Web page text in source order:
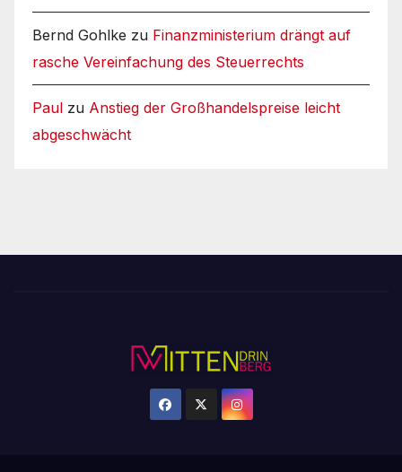
Bernd Gohlke zu Finanzministerium drängt auf
rasche Vereinfachung des Steuerrechts
Paul zu Anstieg der Großhandelspreise leicht
abgeschwächt